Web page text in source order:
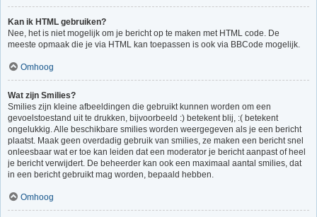
Kan ik HTML gebruiken?
Nee, het is niet mogelijk om je bericht op te maken met HTML code. De
meeste opmaak die je via HTML kan toepassen is ook via BBCode mogelijk.
Omhoog
Wat zijn Smilies?
Smilies zijn kleine afbeeldingen die gebruikt kunnen worden om een
gevoelstoestand uit te drukken, bijvoorbeeld :) betekent blij, :( betekent
ongelukkig. Alle beschikbare smilies worden weergegeven als je een bericht
plaatst. Maak geen overdadig gebruik van smilies, ze maken een bericht snel
onleesbaar wat er toe kan leiden dat een moderator je bericht aanpast of heel
je bericht verwijdert. De beheerder kan ook een maximaal aantal smilies, dat
in een bericht gebruikt mag worden, bepaald hebben.
Omhoog